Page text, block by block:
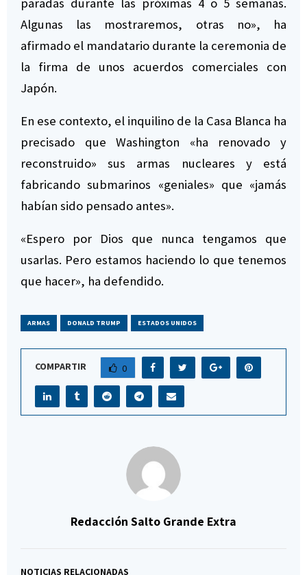
Algunas las mostraremos, otras no», ha
afirmado el mandatario durante la ceremonia de
la firma de unos acuerdos comerciales con
Japón.
En ese contexto, el inquilino de la Casa Blanca ha
precisado que Washington «ha renovado y
reconstruido» sus armas nucleares y está
fabricando submarinos «geniales» que «jamás
habían sido pensado antes».
«Espero por Dios que nunca tengamos que
usarlas. Pero estamos haciendo lo que tenemos
que hacer», ha defendido.
ARMAS DONALD TRUMP ESTADOS UNIDOS
COMPARTIR 0
Redacción Salto Grande Extra
NOTICIAS RELACIONADAS